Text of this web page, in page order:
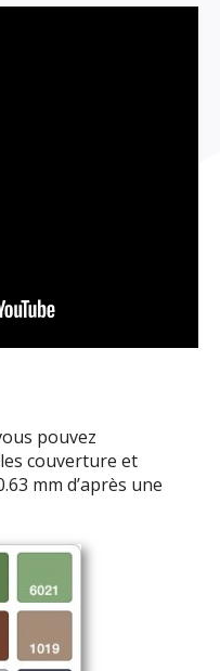
pouvez
couverture et
mm d’après une